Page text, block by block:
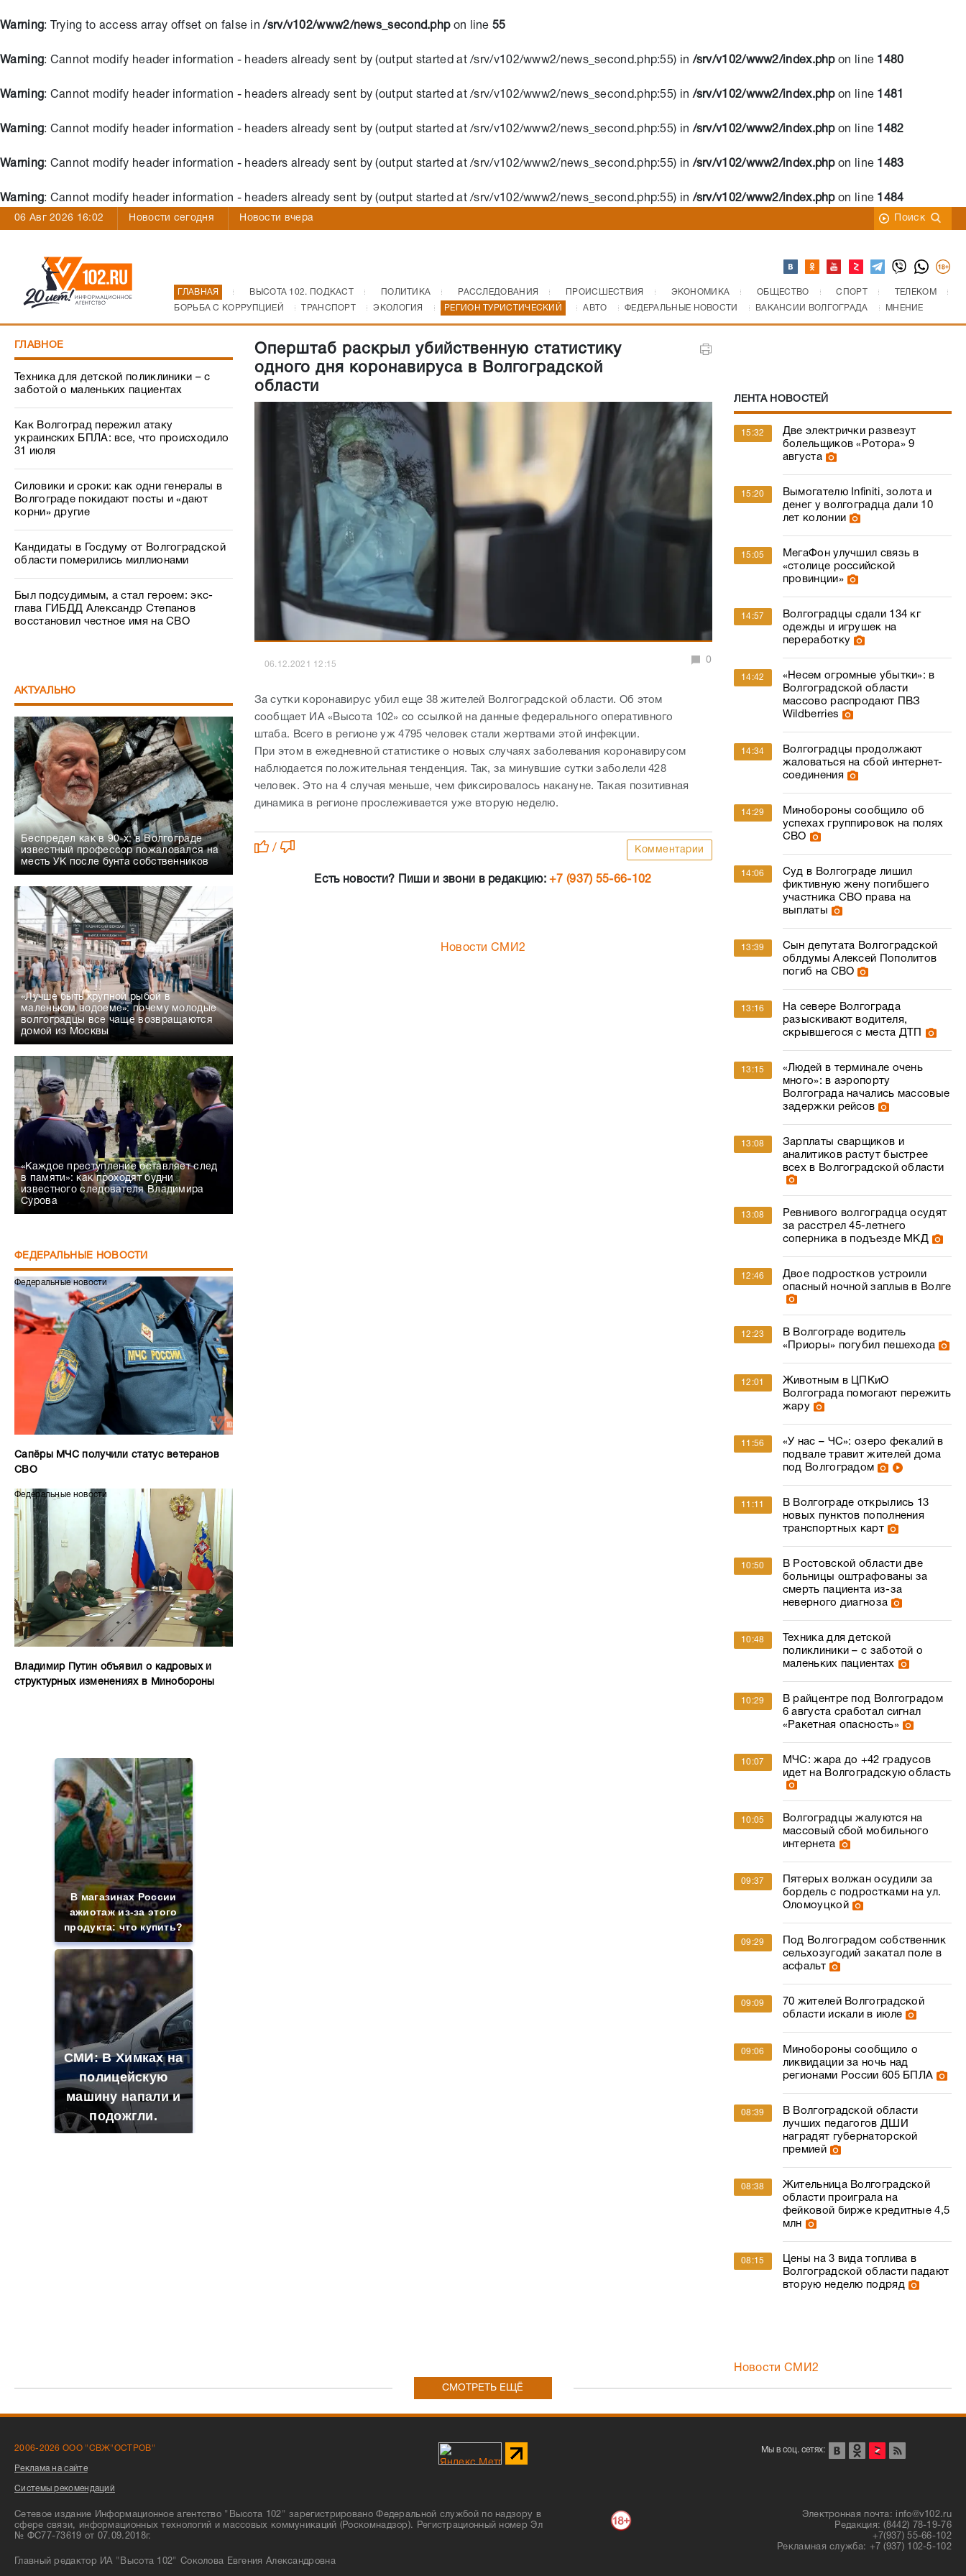
Warning : Trying to access array offset on false in/srv/v102/www2/news_second.phpon line55
Warning : Cannot modify header information - headers already sent by (output started at /srv/v102/www2/news_second.php:55) in/srv/v102/www2/index.phpon line 1480
Warning : Cannot modify header information - headers already sent by (output started at /srv/v102/www2/news_second.php:55) in/srv/v102/www2/index.phpon line 1481
Warning : Cannot modify header information - headers already sent by (output started at /srv/v102/www2/news_second.php:55) in/srv/v102/www2/index.phpon line 1482
Warning : Cannot modify header information - headers already sent by (output started at /srv/v102/www2/news_second.php:55) in/srv/v102/www2/index.phpon line 1483
Warning : Cannot modify header information - headers already sent by (output started at /srv/v102/www2/news_second.php:55) in/srv/v102/www2/index.phpon line 1484
06 Авг 2026 16:02 Новости сегодня Новости вчера Поиск
ГЛАВНАЯ ВЫСОТА 102. ПОДКАСТ ПОЛИТИКА РАССЛЕДОВАНИЯ ПРОИСШЕСТВИЯ ЭКОНОМИКА ОБЩЕСТВО СПОРТ
ТЕЛЕКОМ
БОРЬБА С КОРРУПЦИЕЙ
ТРАНСПОРТ ЭКОЛОГИЯ РЕГИОН ТУРИСТИЧЕСКИЙ АВТО ФЕДЕРАЛЬНЫЕ НОВОСТИ ВАКАНСИИ ВОЛГОГРАДА МНЕНИЕ
ГЛАВНОЕ
Техника для детской поликлиники – с
заботой о маленьких пациентах
Как Волгоград пережил атаку
украинских БПЛА: все, что происходило
31 июля
Силовики и сроки: как одни генералы в
Волгограде покидают посты и «дают
корни» другие
Кандидаты в Госдуму от Волгоградской
области померились миллионами
Был подсудимым, а стал героем: экс-
глава ГИБДД Александр Степанов
восстановил честное имя на СВО
АКТУАЛЬНО
Беспредел как в 90-х: в Волгограде
известный профессор пожаловался на
месть УК после бунта собственников
«Лучше быть крупной рыбой в
маленьком водоеме»: почему молодые
волгоградцы все чаще возвращаются
домой из Москвы
«Каждое преступление оставляет след
в памяти»: как проходят будни
известного следователя Владимира
Сурова
ФЕДЕРАЛЬНЫЕ НОВОСТИ
Федеральные новости
Сапёры МЧС получили статус ветеранов
СВО
Федеральные новости
Владимир Путин объявил о кадровых и
структурных изменениях в Минобороны
В магазинах России
ажиотаж из-за этого
продукта: что купить?
СМИ: В Химках на
полицейскую
машину напали и
подожгли.
Оперштаб раскрыл убийственную статистику
одного дня коронавируса в Волгоградской
области
06.12.2021 12:15 0
За сутки коронавирус убил еще 38 жителей Волгоградской области. Об этом
сообщает ИА «Высота 102» со ссылкой на данные федерального оперативного
штаба. Всего в регионе уж 4795 человек стали жертвами этой инфекции.
При этом в ежедневной статистике о новых случаях заболевания коронавирусом
наблюдается положительная тенденция. Так, за минувшие сутки заболели 428
человек. Это на 4 случая меньше, чем фиксировалось накануне. Такая позитивная
динамика в регионе прослеживается уже вторую неделю.
/ Комментарии
Есть новости? Пиши и звони в редакцию:+7 (937) 55-66-102
Новости СМИ2
ЛЕНТА НОВОСТЕЙ
15:32
Две электрички развезут
болельщиков «Ротора» 9
августа
15:20
Вымогателю Infiniti, золота и
денег у волгоградца дали 10
лет колонии
15:05
МегаФон улучшил связь в
«столице российской
провинции»
14:57
Волгоградцы сдали 134 кг
одежды и игрушек на
переработку
14:42
«Несем огромные убытки»: в
Волгоградской области
массово распродают ПВЗ
Wildberries
14:34
Волгоградцы продолжают
жаловаться на сбой интернет-
соединения
14:29
Минобороны сообщило об
успехах группировок на полях
СВО
14:06
Суд в Волгограде лишил
фиктивную жену погибшего
участника СВО права на
выплаты
13:39
Сын депутата Волгоградской
облдумы Алексей Пополитов
погиб на СВО
13:16
На севере Волгограда
разыскивают водителя,
скрывшегося с места ДТП
13:15
«Людей в терминале очень
много»: в аэропорту
Волгограда начались массовые
задержки рейсов
13:08
Зарплаты сварщиков и
аналитиков растут быстрее
всех в Волгоградской области
13:08
Ревнивого волгоградца осудят
за расстрел 45-летнего
соперника в подъезде МКД
12:46
Двое подростков устроили
опасный ночной заплыв в Волге
12:23
В Волгограде водитель
«Приоры» погубил пешехода
12:01
Животным в ЦПКиО
Волгограда помогают пережить
жару
11:56
«У нас – ЧС»: озеро фекалий в
подвале травит жителей дома
под Волгоградом
11:11
В Волгограде открылись 13
новых пунктов пополнения
транспортных карт
10:50
В Ростовской области две
больницы оштрафованы за
смерть пациента из-за
неверного диагноза
10:48
Техника для детской
поликлиники – с заботой о
маленьких пациентах
10:29
В райцентре под Волгоградом
6 августа сработал сигнал
«Ракетная опасность»
10:07
МЧС: жара до +42 градусов
идет на Волгоградскую область
10:05
Волгоградцы жалуются на
массовый сбой мобильного
интернета
09:37
Пятерых волжан осудили за
бордель с подростками на ул.
Оломоуцкой
09:29
Под Волгоградом собственник
сельхозугодий закатал поле в
асфальт
09:09
70 жителей Волгоградской
области искали в июле
09:06
Минобороны сообщило о
ликвидации за ночь над
регионами России 605 БПЛА
08:39
В Волгоградской области
лучших педагогов ДШИ
наградят губернаторской
премией
08:38
Жительница Волгоградской
области проиграла на
фейковой бирже кредитные 4,5
млн
08:15
Цены на 3 вида топлива в
Волгоградской области падают
вторую неделю подряд
Новости СМИ2
СМОТРЕТЬ ЕЩЁ
2006-2026 ООО "СВЖ"ОСТРОВ"
Реклама на сайте
Системы рекомендаций
Мы в соц. сетях:
Сетевое издание Информационное агентство "Высота 102" зарегистрировано Федеральной службой по надзору в
сфере связи, информационных технологий и массовых коммуникаций (Роскомнадзор). Регистрационный номер Эл
№ ФС77-73619 от 07.09.2018г.
Главный редактор ИА "Высота 102" Соколова Евгения Александровна
Электронная почта: info@v102.ru
Редакция: (8442) 78-19-76
+7(937) 55-66-102
Рекламная служба: +7 (937) 102-5-102